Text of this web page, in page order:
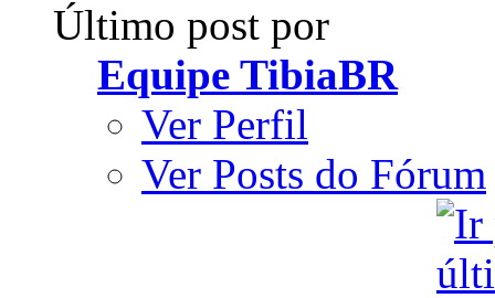
Último post por
Equipe TibiaBR
Ver Perfil
Ver Posts do Fórum